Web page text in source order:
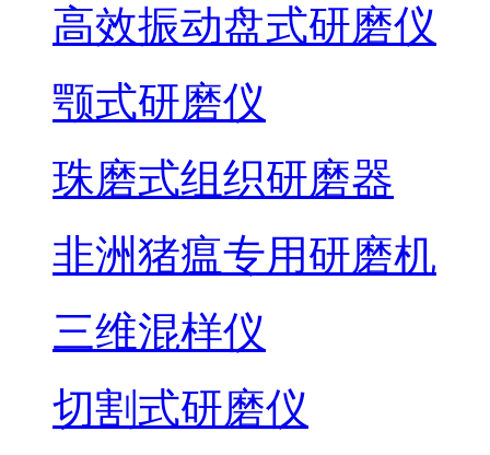
高效振动盘式研磨仪
颚式研磨仪
珠磨式组织研磨器
非洲猪瘟专用研磨机
三维混样仪
切割式研磨仪